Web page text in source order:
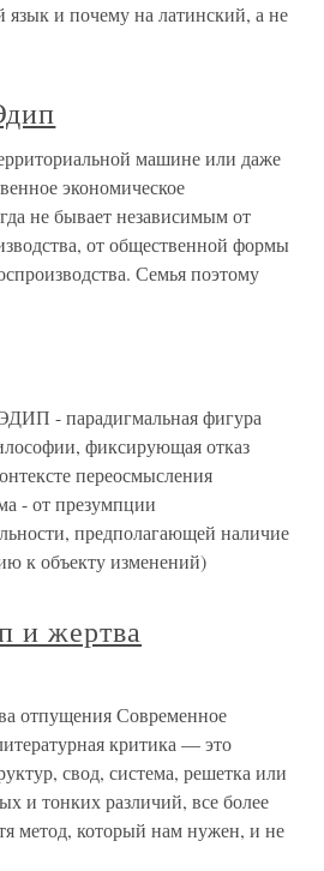
язык и почему на латинский, а не
машине или даже
экономическое
не бывает независимым от
от общественной формы
Семья поэтому
- парадигмальная фигура
фиксирующая отказ
переосмысления
- от презумпции
предполагающей наличие
к объекту изменений)
и жертва
отпущения Современное
критика — это
свод, система, решетка или
и тонких различий, все более
метод, который нам нужен, и не